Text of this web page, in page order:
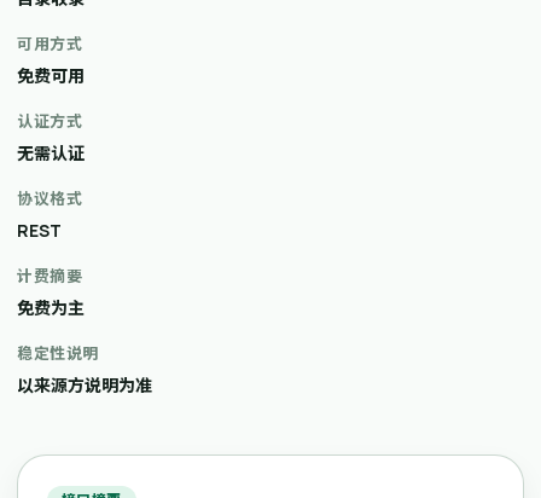
可用方式
免费可用
认证方式
无需认证
协议格式
REST
计费摘要
免费为主
稳定性说明
以来源方说明为准